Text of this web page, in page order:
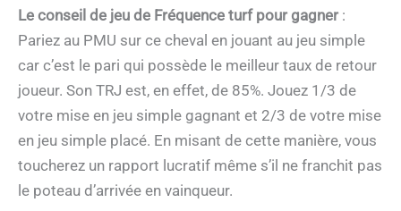
Le conseil de jeu de Fréquence turf pour gagner:
Pariez au PMU sur ce cheval en jouant au jeu simple
car c’est le pari qui possède le meilleur taux de retour
joueur. Son TRJ est, en effet, de 85%. Jouez 1/3 de
votre mise en jeu simple gagnant et 2/3 de votre mise
en jeu simple placé. En misant de cette manière, vous
toucherez un rapport lucratif même s’il ne franchit pas
le poteau d’arrivée en vainqueur.